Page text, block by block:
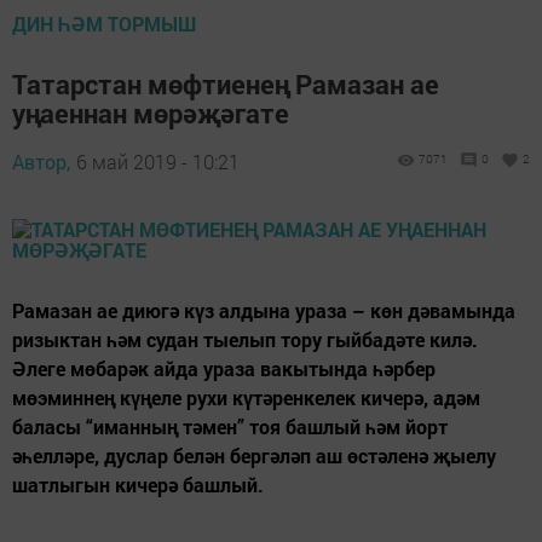
ДИН ҺӘМ ТОРМЫШ
Татарстан мөфтиенең Рамазан ае
уңаеннан мөрәҗәгате
Автор, 6 май 2019 - 10:21 7071 0 2
Рамазан ае диюгә күз алдына ураза – көн дәвамында
ризыктан һәм судан тыелып тору гыйбадәте килә.
Әлеге мөбарәк айда ураза вакытында һәрбер
мөэминнең күңеле рухи күтәренкелек кичерә, адәм
баласы “иманның тәмен” тоя башлый һәм йорт
әһелләре, дуслар белән бергәләп аш өстәленә җыелу
шатлыгын кичерә башлый.